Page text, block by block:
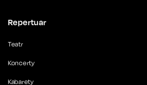
Repertuar
Teatr
Koncerty
Kabarety